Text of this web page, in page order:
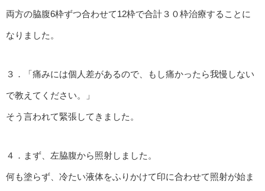
両方の脇腹6枠ずつ合わせて12枠で合計３０枠治療することに
なりました。
３．「痛みには個人差があるので、もし痛かったら我慢しない
で教えてください。」
そう言われて緊張してきました。
４．まず、左脇腹から照射しました。
何も塗らず、冷たい液体をふりかけて印に合わせて照射が始ま